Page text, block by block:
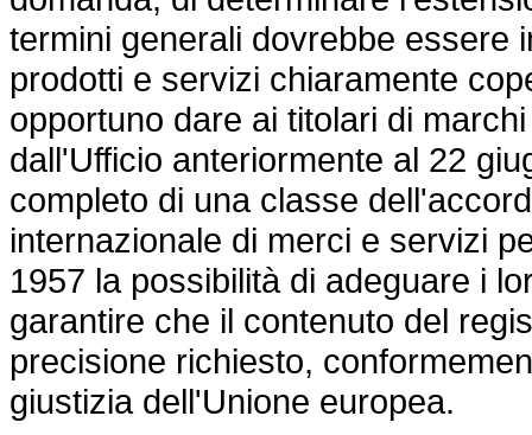
termini generali dovrebbe essere
prodotti e servizi chiaramente
opportuno dare ai titolari di
dall'Ufficio anteriormente al 22
completo di una classe
internazionale di merci e servizi
1957 la possibilità di adeguare i
garantire che il contenuto del
precisione richiesto,
giustizia dell'Unione europea.